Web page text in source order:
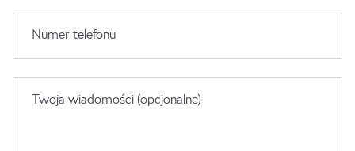
Numer telefonu
Twoja wiadomości (opcjonalne)